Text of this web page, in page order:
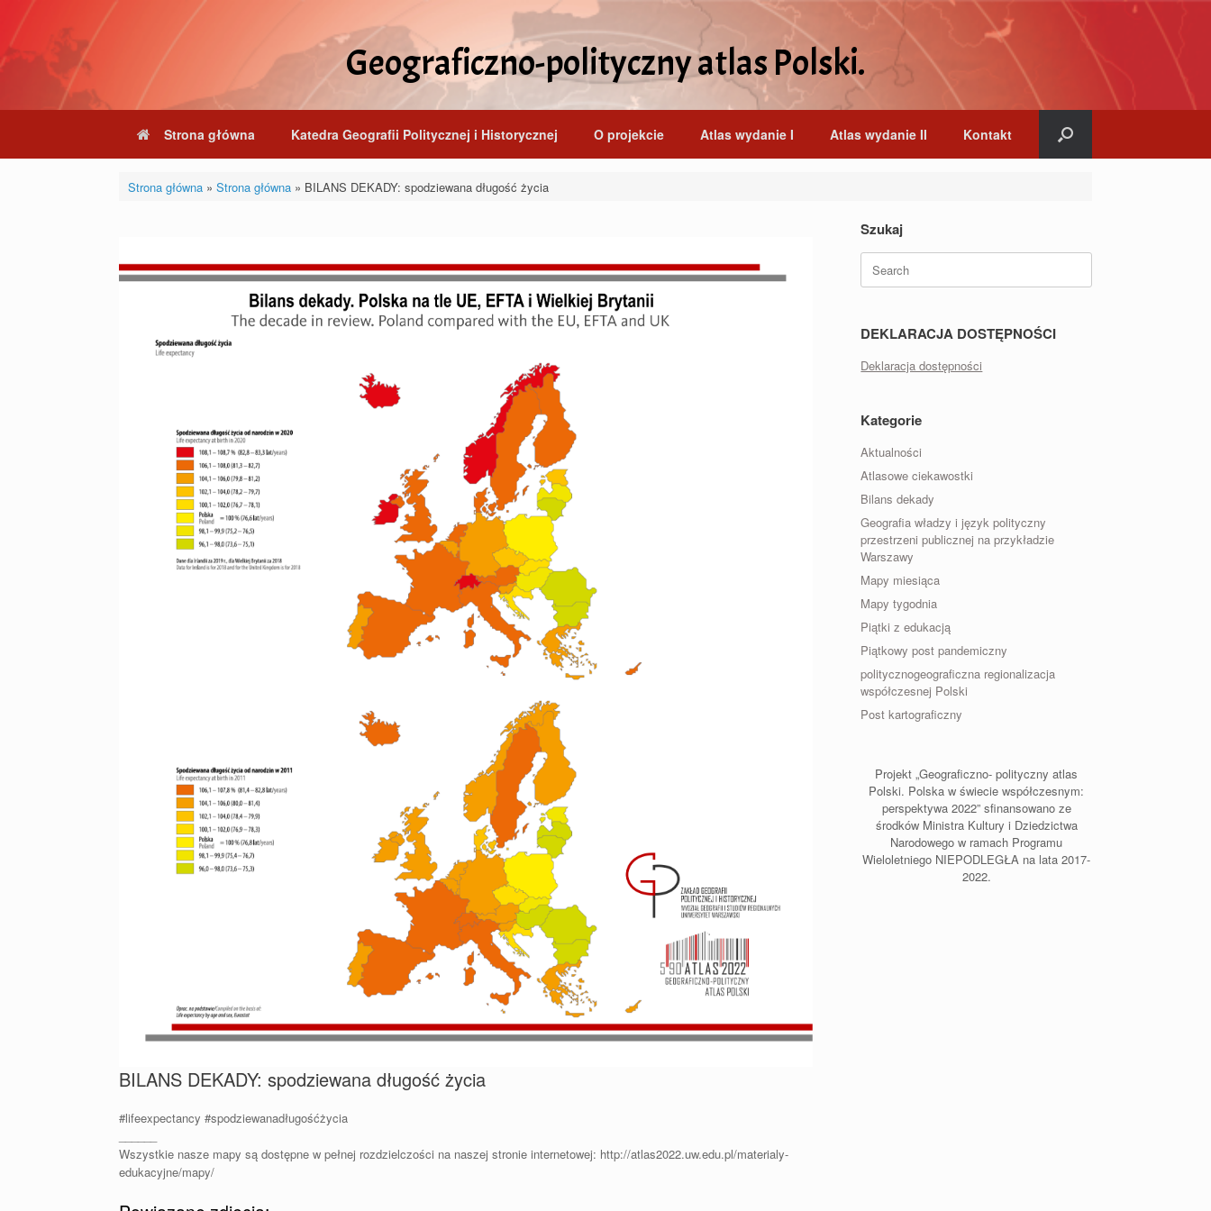
content
Geograficzno-polityczny atlas Polski.
Strona główna Katedra Geografii Politycznej i Historycznej O projekcie Atlas wydanie I Atlas wydanie II Kontakt
Strona główna» Strona główna» BILANS DEKADY: spodziewana długość życia
BILANS DEKADY: spodziewana długość życia
#lifeexpectancy #spodziewanadługośćżycia
Wszystkie nasze mapy są dostępne w pełnej rozdzielczości na naszej stronie internetowej: http://atlas2022.uw.edu.pl/materialy-
edukacyjne/mapy/
Szukaj
Search
for:
DEKLARACJA DOSTĘPNOŚCI
Deklaracja dostępności
Kategorie
Aktualności
Atlasowe ciekawostki
Bilans dekady
Geografia władzy i język polityczny
przestrzeni publicznej na przykładzie
Warszawy
Mapy miesiąca
Mapy tygodnia
Piątki z edukacją
Piątkowy post pandemiczny
politycznogeograficzna regionalizacja
współczesnej Polski
Post kartograficzny
Projekt „Geograficzno- polityczny atlas
Polski. Polska w świecie współczesnym:
perspektywa 2022” sfinansowano ze
środków Ministra Kultury i Dziedzictwa
Narodowego w ramach Programu
Wieloletniego NIEPODLEGŁA na lata 2017-
2022.